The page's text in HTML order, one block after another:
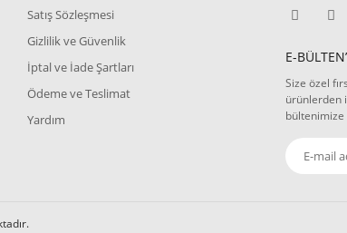
Satış Sözleşmesi
Gizlilik ve Güvenlik
İptal ve İade Şartları
Ödeme ve Teslimat
Yardım
E-
Size özel
ürünlerden
bültenimize